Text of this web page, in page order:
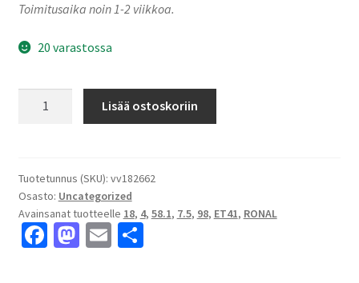
Toimitusaika noin 1-2 viikkoa.
20 varastossa
MATT
7.5x18"
4x98
ET41
Lisää ostoskoriin
Tuotetunnus (SKU): vv182662
Osasto: Uncategorized
Avainsanat tuotteelle 18, 4, 58.1, 7.5, 98, ET41, RONAL
Fa M E S